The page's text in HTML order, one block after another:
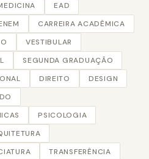
EAD
CARREIRA ACADÊMICA
VESTIBULAR
SEGUNDA GRADUAÇÃO
DIREITO
DESIGN
PSICOLOGIA
TRANSFERÊNCIA